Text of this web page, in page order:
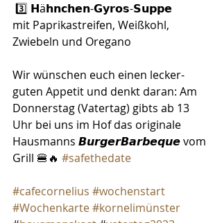
3️⃣ 𝗛ä𝗵𝗻𝗰𝗵𝗲𝗻-𝗚𝘆𝗿𝗼𝘀-𝗦𝘂𝗽𝗽𝗲
mit Paprikastreifen, Weißkohl,
Zwiebeln und Oregano
Wir wünschen euch einen lecker-
guten Appetit und denkt daran: Am
Donnerstag (Vatertag) gibts ab 13
Uhr bei uns im Hof das originale
Hausmanns 𝘽𝙪𝙧𝙜𝙚𝙧𝘽𝙖𝙧𝙗𝙚𝙦𝙪𝙚 vom
Grill 🍔🔥 #safethedate
#cafecornelius #wochenstart
#Wochenkarte#kornelimünster